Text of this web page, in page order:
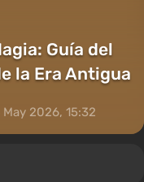
Guía del
la Era Antigua
May 2026, 15:32